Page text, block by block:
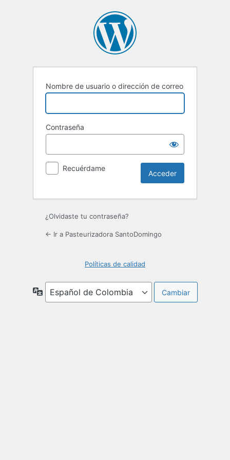
Nombre de usuario o dirección de correo
Contraseña
Recuérdame
¿Olvidaste tu contraseña?
← Ir a Pasteurizadora SantoDomingo
Políticas de calidad
Idioma